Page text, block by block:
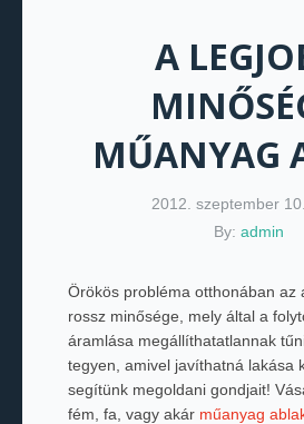
A
MŰANYAG
2012. szeptember
By:admin
Örökös probléma otthonában az
rossz minősége, mely által a
áramlása megállíthatatlannak
tegyen, amivel javíthatná lakása
segítünk megoldani gondjait!
fém, fa, vagy akár műanyag